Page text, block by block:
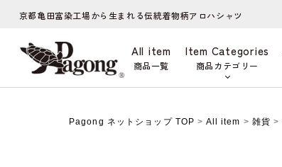
京都亀田富染工場から生まれる伝統着物柄アロハシャツ
All item
商品一覧
Item Categories
商品カテゴリー
Pagong ネットショップ TOP > All item > 雑貨 >